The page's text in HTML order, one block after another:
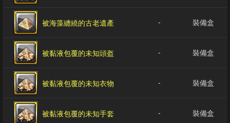
被海藻纏繞的古老遺產 - 裝備盒
被黏液包覆的未知頭盔 - 裝備盒
被黏液包覆的未知衣物 - 裝備盒
被黏液包覆的未知手套 - 裝備盒